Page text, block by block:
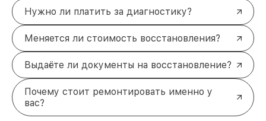
Нужно ли платить за диагностику?
Меняется ли стоимость восстановления?
Выдаёте ли документы на восстановление?
Почему стоит ремонтировать именно у
вас?